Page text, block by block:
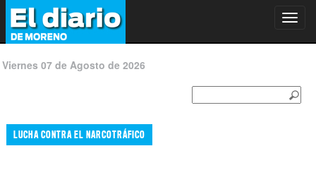
Viernes 07 de Agosto de 2026
LUCHA CONTRA EL NARCOTRÁFICO